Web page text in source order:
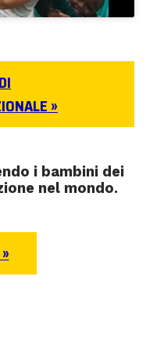
»
i bambini dei
nel mondo.